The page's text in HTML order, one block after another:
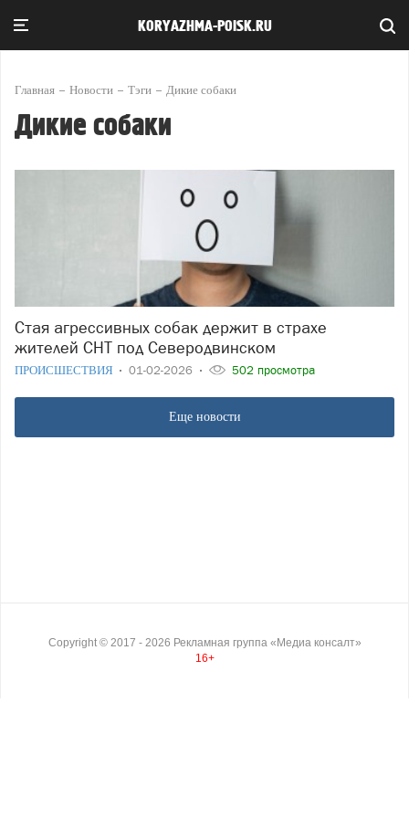
KORYAZHMA-POISK.RU
Главная Новости Тэги Дикие собаки
Дикие собаки
Стая агрессивных собак держит в страхе
жителей СНТ под Северодвинском
ПРОИСШЕСТВИЯ 01-02-2026 502 просмотра
Еще новости
Copyright © 2017 - 2026 Рекламная группа «Медиа консалт»
16+